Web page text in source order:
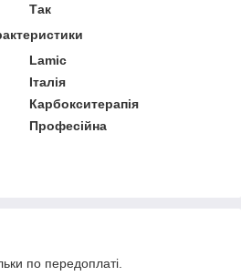
Так
Lamic
Італія
Карбокситерапія
Професійна
по передоплаті.